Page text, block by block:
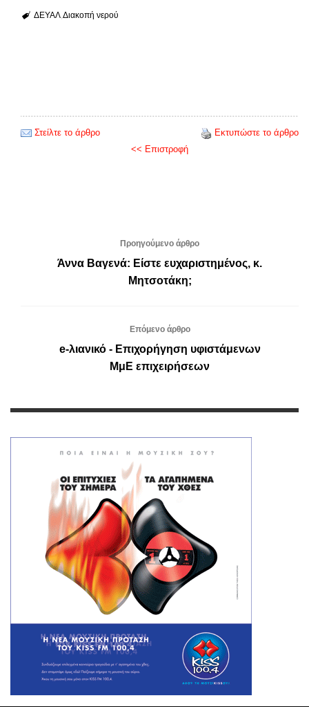
ΔΕΥΑΛ Διακοπή νερού
Στείλτε το άρθρο
Εκτυπώστε το άρθρο
<< Επιστροφή
Προηγούμενο άρθρο
Άννα Βαγενά: Είστε ευχαριστημένος, κ.
Μητσοτάκη;
Επόμενο άρθρο
e-λιανικό - Επιχορήγηση υφιστάμενων
ΜμΕ επιχειρήσεων